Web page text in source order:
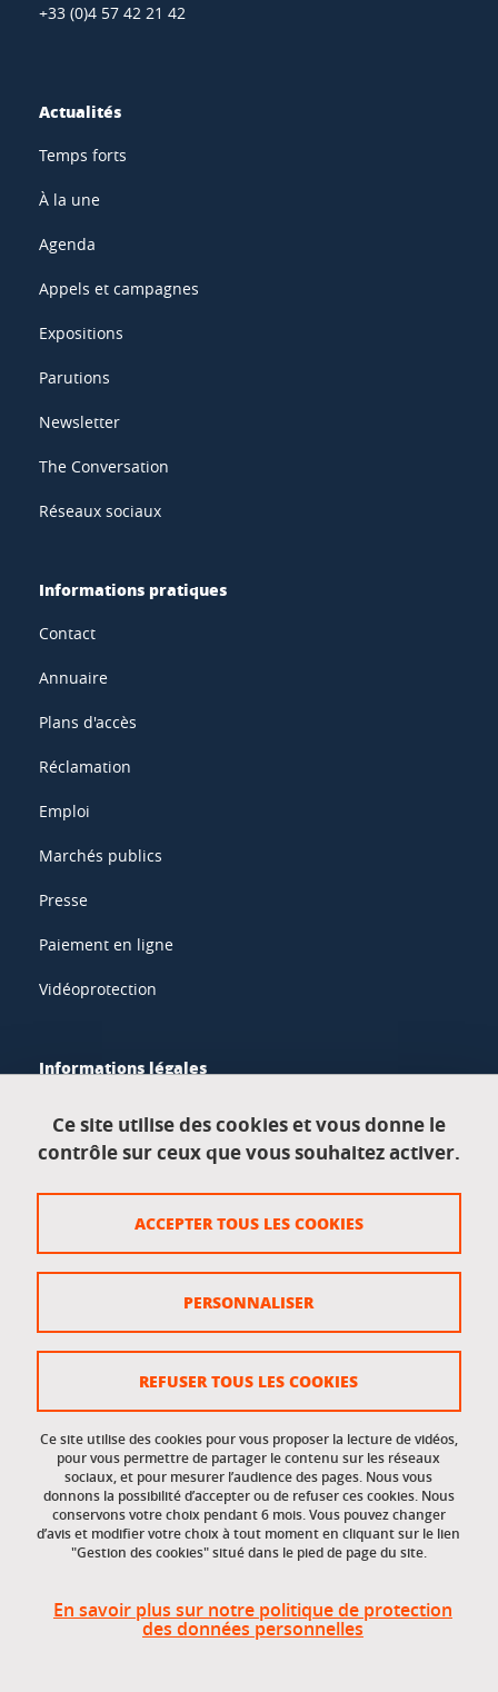
+33 (0)4 57 42 21 42
Actualités
Temps forts
À la une
Agenda
Appels et campagnes
Expositions
Parutions
Newsletter
The Conversation
Réseaux sociaux
Informations pratiques
Contact
Annuaire
Plans d'accès
Réclamation
Emploi
Marchés publics
Presse
Paiement en ligne
Vidéoprotection
Informations légales
Données personnelles
Crédits
Gestion des cookies
Accessibilité : non conforme
Accès réservés
Intranet des étudiants et des personnels
Ce site utilise des cookies et vous donne le
contrôle sur ceux que vous souhaitez activer.
Ce site utilise des cookies pour vous proposer la lecture de vidéos,
pour vous permettre de partager le contenu sur les réseaux
sociaux, et pour mesurer l’audience des pages. Nous vous
donnons la possibilité d’accepter ou de refuser ces cookies. Nous
conservons votre choix pendant 6 mois. Vous pouvez changer
d’avis et modifier votre choix à tout moment en cliquant sur le lien
"Gestion des cookies" situé dans le pied de page du site.
En savoir plus sur notre politique de protection
des données personnelles
ACCEPTER TOUS LES COOKIES
REFUSER TOUS LES COOKIES
PERSONNALISER